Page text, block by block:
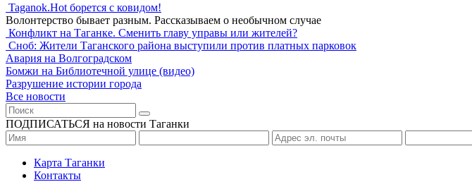
Taganok.Hot борется с ковидом!
Волонтерство бывает разным. Рассказываем о необычном случае
Конфликт на Таганке. Сменить главу управы или жителей?
Сноб: Жители Таганского района выступили против платных парковок
Авария на Волгоградском
Бомжи на Библиотечной улице (видео)
Разрушение истории города
Все новости
ПОДПИСАТЬСЯ на новости Таганки
Карта Таганки
Контакты